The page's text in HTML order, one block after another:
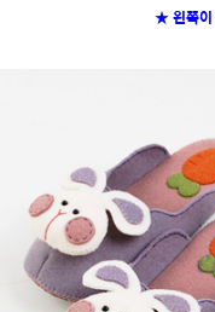
★ 왼쪽이